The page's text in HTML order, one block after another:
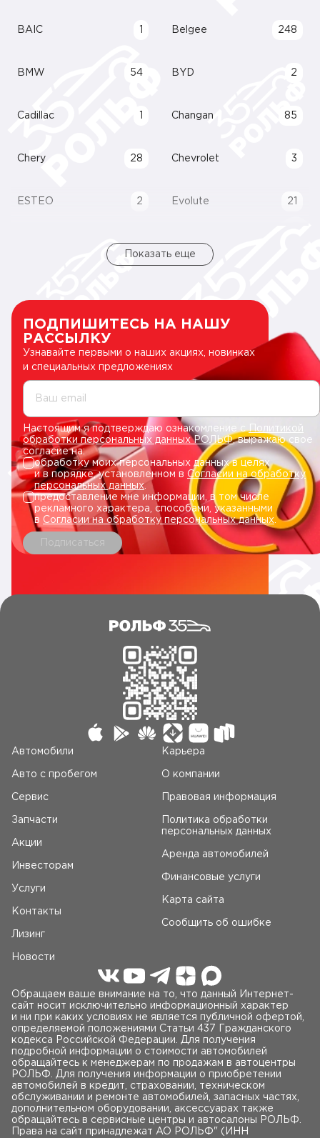
BAIC Belgee 248
BMW 54 BYD 2
Cadillac Changan 85
Chery 28 Chevrolet 3
ESTEO 2 Evolute 21
Показать еще
ПОДПИШИТЕСЬ НА НАШУ
РАССЫЛКУ
Узнавайте первыми о наших акциях, новинках
и специальных предложениях
Ваш email
Настоящим я подтверждаю ознакомление сПолитикой
обработки персональных данных РОЛЬФ, выражаю свое
согласие на:
обработку моих персональных данных в целях
и в порядке, установленном в Согласии на обработку
персональных данных.
предоставление мне информации, в том числе
рекламного характера, способами, указанными
в Согласии на обработку персональных данных
Подписаться
Автомобили
Авто c пробегом
Сервис
Запчасти
Акции
Инвесторам
Услуги
Контакты
Лизинг
Новости
Карьера
О компании
Правовая информация
Политика обработки
персональных данных
Аренда автомобилей
Финансовые услуги
Карта сайта
Сообщить об ошибке
Обращаем ваше внимание на то, что данный Интернет-
сайт носит исключительно информационный характер
и ни при каких условиях не является публичной офертой,
определяемой положениями Статьи 437 Гражданского
кодекса Российской Федерации. Для получения
подробной информации о стоимости автомобилей
обращайтесь к менеджерам по продажам в автоцентры
РОЛЬФ. Для получения информации о приобретении
автомобилей в кредит, страховании, техническом
обслуживании и ремонте автомобилей, запасных частях,
дополнительном оборудовании, аксессуарах также
обращайтесь в сервисные центры и автосалоны РОЛЬФ.
Права на сайт принадлежат AO РОЛЬФ" (ИНН